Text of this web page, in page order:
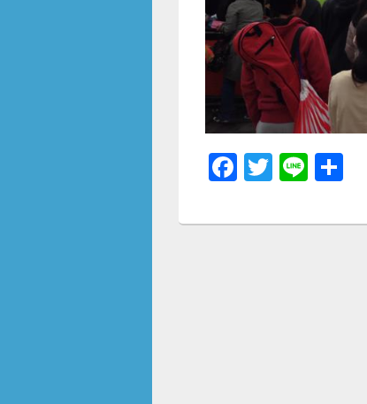
F
c
T
tt
Li
e